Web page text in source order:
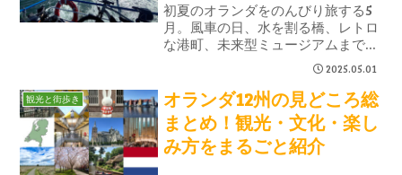
初夏のオランダをのんびり旅する5
月。風車の日、水を割る橋、レトロ
な港町、未来型ミュージアムまで、
今月は空と風が気持ちいい場所を巡
2025.05.01
観光と街歩き
オランダ12州の見どころ総
まとめ！観光・文化・楽し
み方をまるごと紹介